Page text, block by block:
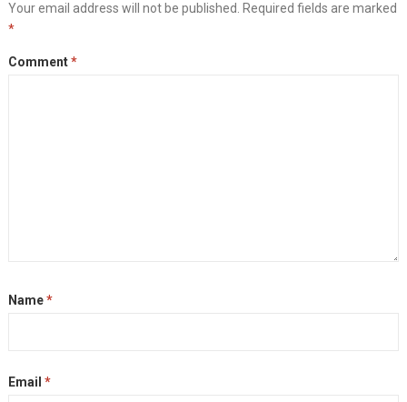
Your email address will not be published. Required fields are marked
*
Comment*
Name*
Email *